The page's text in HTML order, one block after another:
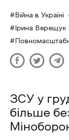
Війна в Україні
Ірина Верещук
ЗСУ у
більше